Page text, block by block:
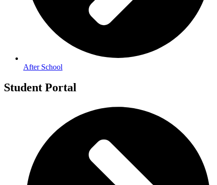
After School
Student Portal